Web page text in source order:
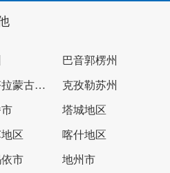
巴音郭楞州
博尔塔拉蒙古自治州 克孜勒苏州
塔城地区
区 喀什地区
市 地州市